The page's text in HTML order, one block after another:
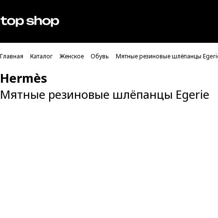
Проверка хлебных крошек
Главная Каталог Женское Обувь Мятные резиновые шлёпанцы
Hermès
Мятные резиновые шлёпанцы Egerie